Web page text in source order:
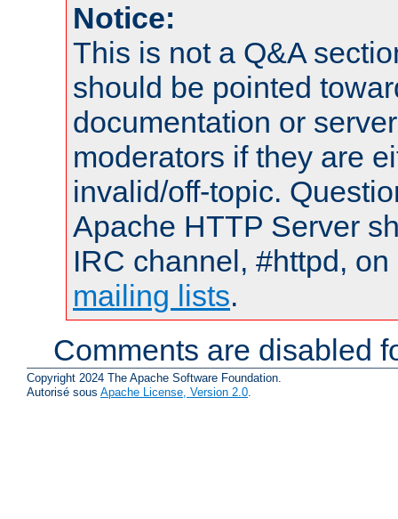
Notice:
This is not a Q&A
should be pointed
documentation or
moderators if they are
invalid/off-topic.
Apache HTTP Server
IRC channel, #httpd,
mailing lists.
Comments are disabled
Copyright 2024 The Apache Software Foundation.
Autorisé sous Apache License, Version 2.0.